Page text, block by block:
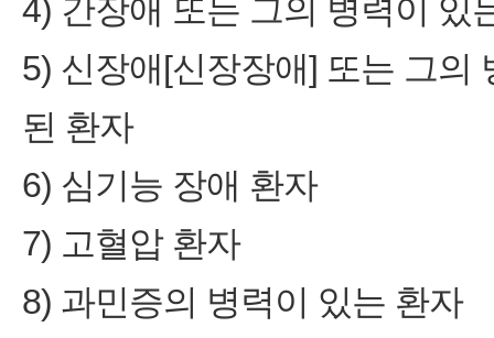
4) 간장애 또는 그의 병력이 있
5) 신장애[신장장애] 또는 그의
된 환자
6) 심기능 장애 환자
7) 고혈압 환자
8) 과민증의 병력이 있는 환자